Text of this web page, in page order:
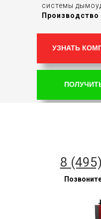
системы
Производство
УЗНАТЬ
8